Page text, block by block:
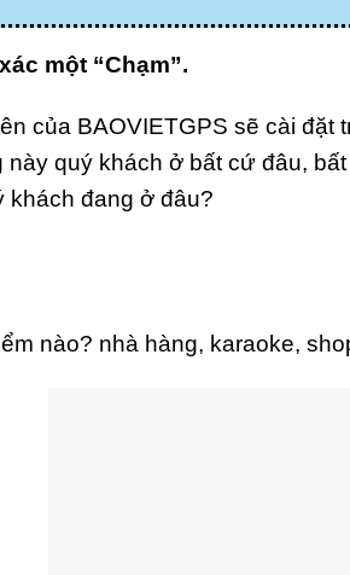
một “Chạm”.
của BAOVIETGPS sẽ cài
quý khách ở bất cứ đâu,
khách đang ở đâu?
nào? nhà hàng, karaoke,